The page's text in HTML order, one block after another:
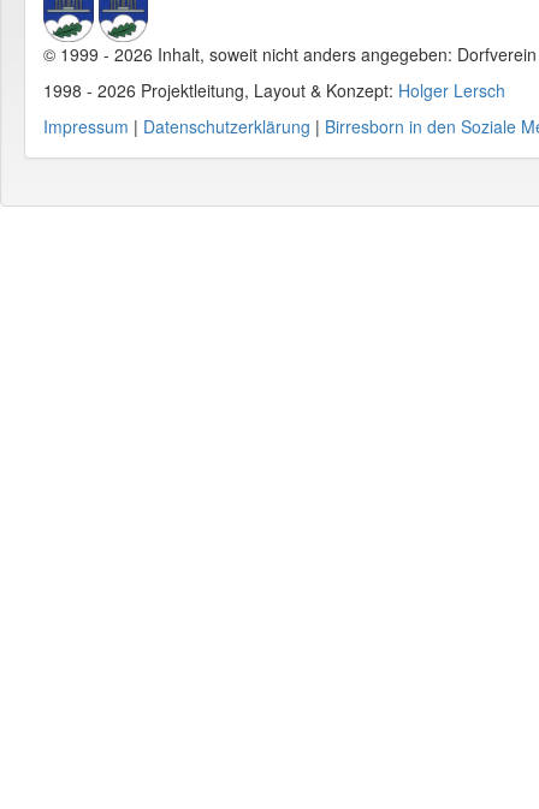
© 1999 - 2026 Inhalt, soweit nicht anders angegeben:
1998 - 2026 Projektleitung, Layout & Konzept: Holger Lersch
Impressum | Datenschutzerklärung | Birresborn in den Soziale